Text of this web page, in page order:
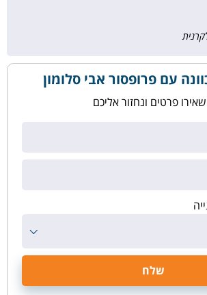
עם פרופסור אבי סלומון
פרטים ונחזור אליכם